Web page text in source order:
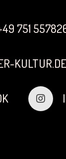
751
KULTUR.DE